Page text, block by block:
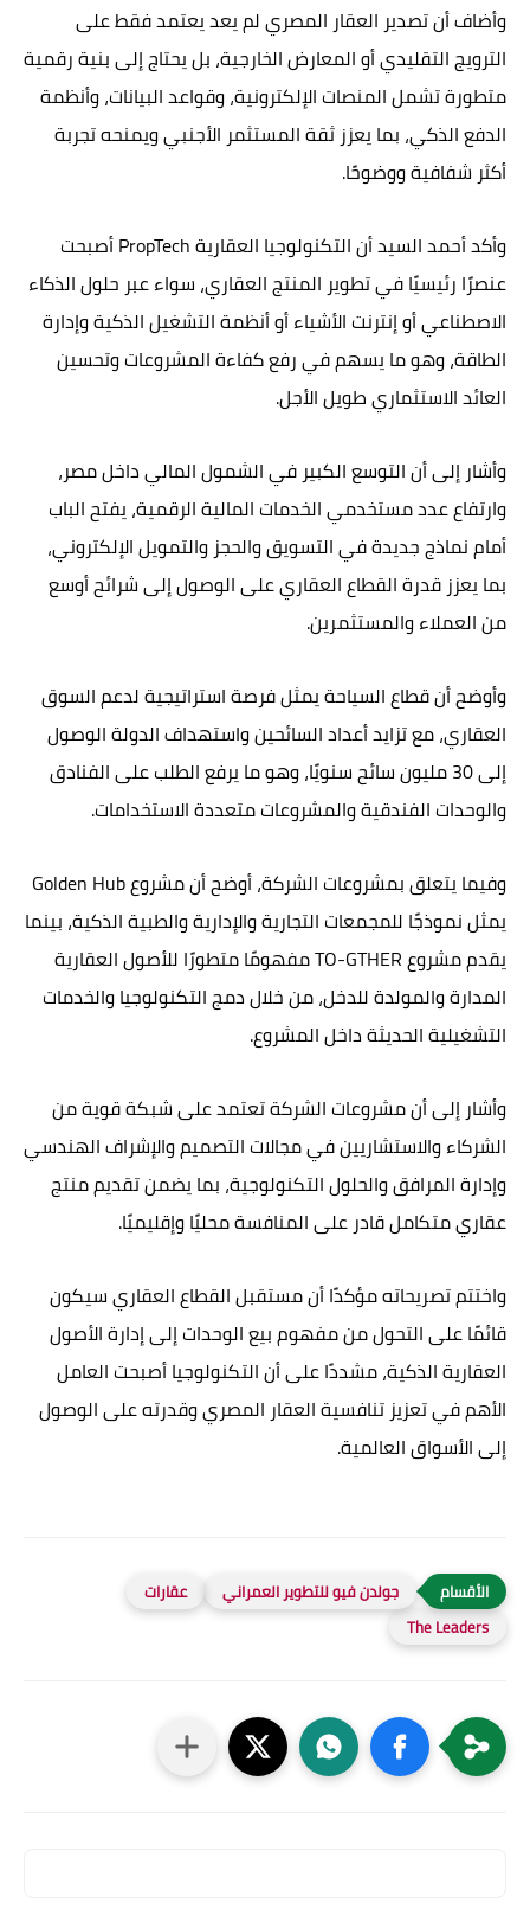
وأضاف أن تصدير العقار المصري لم يعد يعتمد فقط على
الترويج التقليدي أو المعارض الخارجية، بل يحتاج إلى بنية رقمية
متطورة تشمل المنصات الإلكترونية، وقواعد البيانات، وأنظمة
الدفع الذكي، بما يعزز ثقة المستثمر الأجنبي ويمنحه تجربة
أكثر شفافية ووضوحًا.
وأكد أحمد السيد أن التكنولوجيا العقارية PropTech أصبحت
عنصرًا رئيسيًا في تطوير المنتج العقاري، سواء عبر حلول الذكاء
الاصطناعي أو إنترنت الأشياء أو أنظمة التشغيل الذكية وإدارة
الطاقة، وهو ما يسهم في رفع كفاءة المشروعات وتحسين
العائد الاستثماري طويل الأجل.
وأشار إلى أن التوسع الكبير في الشمول المالي داخل مصر،
وارتفاع عدد مستخدمي الخدمات المالية الرقمية، يفتح الباب
أمام نماذج جديدة في التسويق والحجز والتمويل الإلكتروني،
بما يعزز قدرة القطاع العقاري على الوصول إلى شرائح أوسع
من العملاء والمستثمرين.
وأوضح أن قطاع السياحة يمثل فرصة استراتيجية لدعم السوق
العقاري، مع تزايد أعداد السائحين واستهداف الدولة الوصول
إلى 30 مليون سائح سنويًا، وهو ما يرفع الطلب على الفنادق
والوحدات الفندقية والمشروعات متعددة الاستخدامات.
وفيما يتعلق بمشروعات الشركة، أوضح أن مشروع Golden Hub
يمثل نموذجًا للمجمعات التجارية والإدارية والطبية الذكية، بينما
يقدم مشروع TO-GTHER مفهومًا متطورًا للأصول العقارية
المدارة والمولدة للدخل، من خلال دمج التكنولوجيا والخدمات
التشغيلية الحديثة داخل المشروع.
وأشار إلى أن مشروعات الشركة تعتمد على شبكة قوية من
الشركاء والاستشاريين في مجالات التصميم والإشراف الهندسي
وإدارة المرافق والحلول التكنولوجية، بما يضمن تقديم منتج
عقاري متكامل قادر على المنافسة محليًا وإقليميًا.
واختتم تصريحاته مؤكدًا أن مستقبل القطاع العقاري سيكون
قائمًا على التحول من مفهوم بيع الوحدات إلى إدارة الأصول
العقارية الذكية، مشددًا على أن التكنولوجيا أصبحت العامل
الأهم في تعزيز تنافسية العقار المصري وقدرته على الوصول
إلى الأسواق العالمية.
جولدن فيو للتطوير العمراني
عقارات
The Leaders